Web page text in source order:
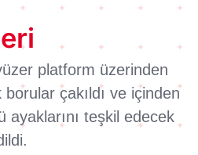
platform üzerinden
çakıldı ve içinden
ayaklarını teşkil edecek